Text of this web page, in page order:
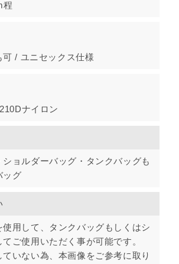
程
可 / ユニセックス仕様
ナイロン
ショルダーバッグ・タンクバッグも
ッグ
用して、タンクバッグもしくはシ
ご使用いただく事が可能です。
いない為、本画像をご参考に取り